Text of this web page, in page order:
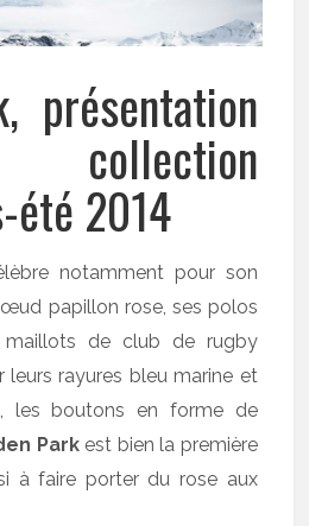
présentation
été 2014
notamment pour son
papillon rose, ses polos
maillots de club de rugby
leurs rayures bleu marine et
les boutons en forme de
Parkest bien la première
à faire porter du rose aux